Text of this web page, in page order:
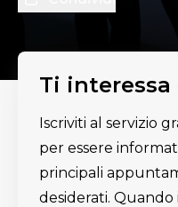
Ti
Iscriviti al servizio
per essere
principali
desiderati.